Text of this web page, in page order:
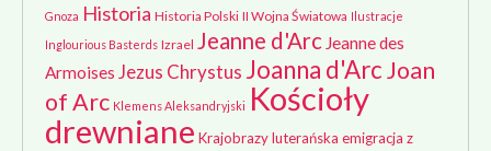
Gnoza Historia Historia Polski II Wojna Światowa Ilustracje
Inglourious Basterds Izrael Jeanne d'Arc Jeanne des
Armoises Jezus Chrystus Joanna d'ArcJoan
of Arc Klemens Aleksandryjski Kościoły
drewniane Krajobrazyluterańska emigracja z